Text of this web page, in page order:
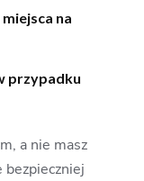
na
przypadku
a nie masz